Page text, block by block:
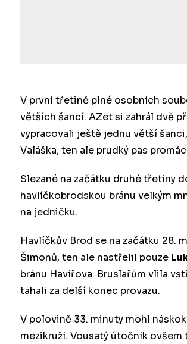
V první třetině plné osobních
větších šancí. AZet si zahrál dvě
vypracovali ještě jednu větší
Valáška, ten ale prudký pas
Slezané na začátku druhé třetiny
havlíčkobrodskou bránu velkým
na jedničku.
Havlíčkův Brod se na začátku 28.
Šimonů, ten ale nastřelil pouze
bránu Havířova. Bruslařům vlila
tahali za delší konec provazu.
V polovině 33. minuty mohl
mezikruží. Vousatý útočník